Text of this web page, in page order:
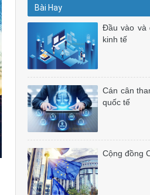
Bài Hay
Đầu vào và
kinh tế
Cán cân
quốc tế
Cộng đồng